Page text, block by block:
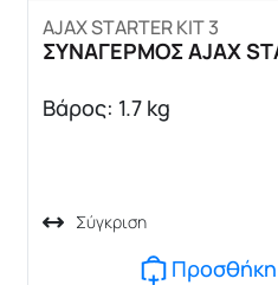
AJAX STARTER KIT 3
ΣΥΝΑΓΕΡΜΟΣ AJAX
Βάρος: 1.7 kg
Σύγκριση
Προσθήκη